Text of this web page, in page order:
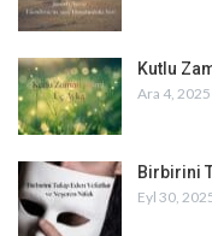
Kutlu
Ara 4, 2025
Birbirini
Eyl 30,